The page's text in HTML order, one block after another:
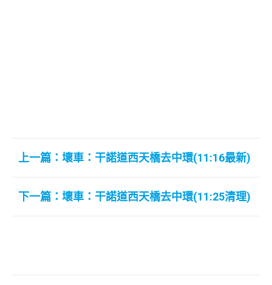
上一篇：壞車：干諾道西天橋去中環(11:16最新)
下一篇：壞車：干諾道西天橋去中環(11:25清理)